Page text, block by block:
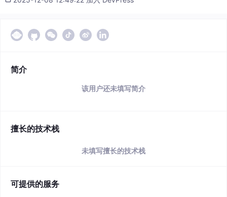
简介
该用户还未填写简介
擅长的技术栈
未填写擅长的技术栈
可提供的服务